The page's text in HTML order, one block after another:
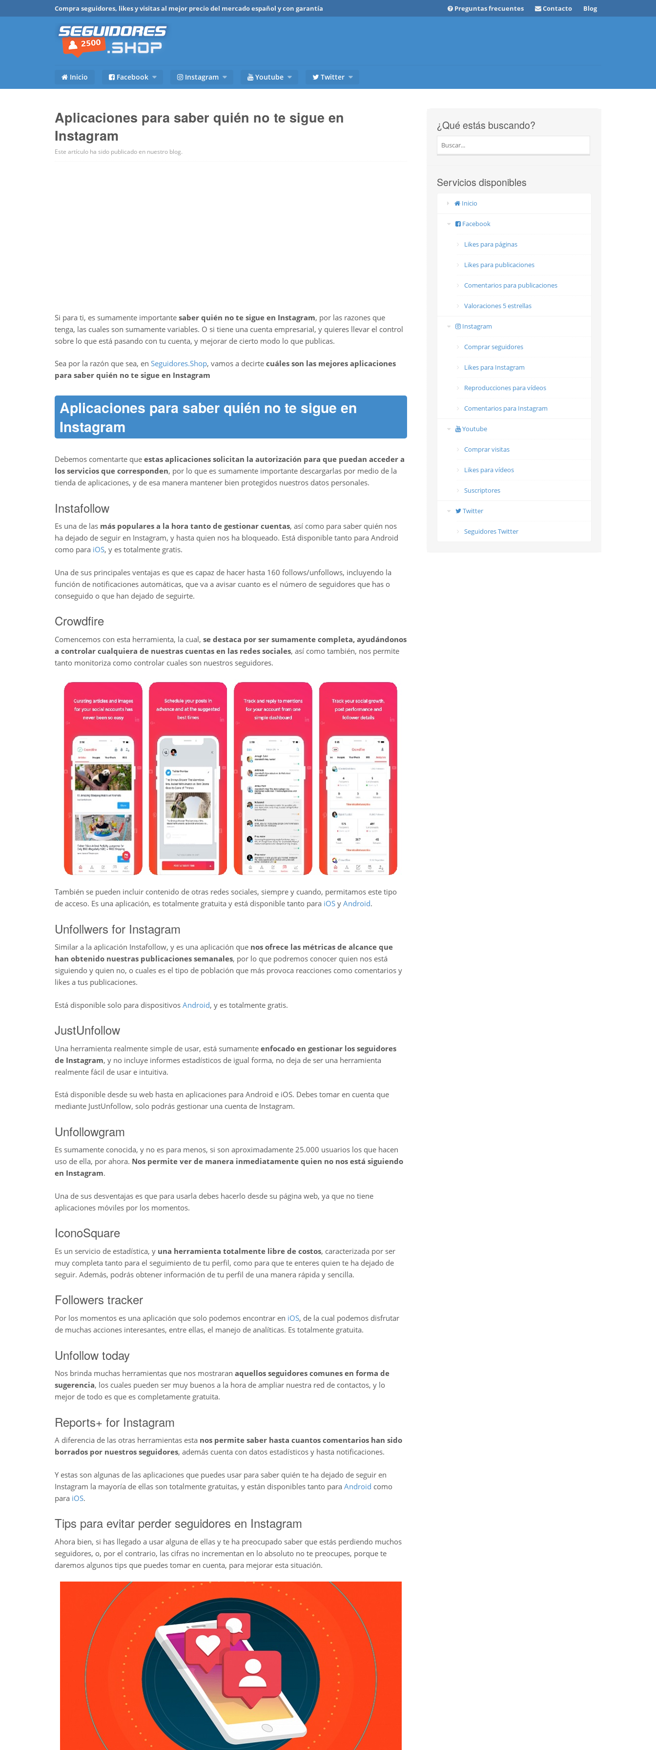
Compra seguidores, likes y visitas al mejor precio del mercado español y con garantía Preguntas frecuentes Contacto Blog
Inicio Facebook Instagram Youtube Twitter
Aplicaciones para saber quién no te sigue en
Instagram
Este artículo ha sido publicado en nuestro blog.
Si para ti, es sumamente importante saber quién no te sigue en Instagram, por las razones que
tenga, las cuales son sumamente variables. O si tiene una cuenta empresarial, y quieres llevar el control
sobre lo que está pasando con tu cuenta, y mejorar de cierto modo lo que publicas.
Sea por la razón que sea, en Seguidores.Shop, vamos a decirte cuáles son las mejores aplicaciones
para saber quién no te sigue en Instagram
Aplicaciones para saber quién no te sigue en
Instagram
Debemos comentarte que estas aplicaciones solicitan la autorización para que puedan acceder a
los servicios que corresponden, por lo que es sumamente importante descargarlas por medio de la
tienda de aplicaciones, y de esa manera mantener bien protegidos nuestros datos personales.
Instafollow
Es una de las más populares a la hora tanto de gestionar cuentas, así como para saber quién nos
ha dejado de seguir en Instagram, y hasta quien nos ha bloqueado. Está disponible tanto para Android
como para iOS, y es totalmente gratis.
Una de sus principales ventajas es que es capaz de hacer hasta 160 follows/unfollows, incluyendo la
función de notificaciones automáticas, que va a avisar cuanto es el número de seguidores que has o
conseguido o que han dejado de seguirte.
Crowdfire
Comencemos con esta herramienta, la cual, se destaca por ser sumamente completa, ayudándonos
a controlar cualquiera de nuestras cuentas en las redes sociales, así como también, nos permite
tanto monitoriza como controlar cuales son nuestros seguidores.
También se pueden incluir contenido de otras redes sociales, siempre y cuando, permitamos este tipo
de acceso. Es una aplicación, es totalmente gratuita y está disponible tanto para iOS y Android.
Unfollwers for Instagram
Similar a la aplicación Instafollow, y es una aplicación que nos ofrece las métricas de alcance que
han obtenido nuestras publicaciones semanales, por lo que podremos conocer quien nos está
siguiendo y quien no, o cuales es el tipo de población que más provoca reacciones como comentarios y
likes a tus publicaciones.
Está disponible solo para dispositivos Android, y es totalmente gratis.
JustUnfollow
Una herramienta realmente simple de usar, está sumamente enfocado en gestionar los seguidores
de Instagram, y no incluye informes estadísticos de igual forma, no deja de ser una herramienta
realmente fácil de usar e intuitiva.
Está disponible desde su web hasta en aplicaciones para Android e iOS. Debes tomar en cuenta que
mediante JustUnfollow, solo podrás gestionar una cuenta de Instagram.
Unfollowgram
Es sumamente conocida, y no es para menos, si son aproximadamente 25.000 usuarios los que hacen
uso de ella, por ahora. Nos permite ver de manera inmediatamente quien no nos está siguiendo
en Instagram.
Una de sus desventajas es que para usarla debes hacerlo desde su página web, ya que no tiene
aplicaciones móviles por los momentos.
IconoSquare
Es un servicio de estadística, y una herramienta totalmente libre de costos, caracterizada por ser
muy completa tanto para el seguimiento de tu perfil, como para que te enteres quien te ha dejado de
seguir. Además, podrás obtener información de tu perfil de una manera rápida y sencilla.
Followers tracker
Por los momentos es una aplicación que solo podemos encontrar en iOS, de la cual podemos disfrutar
de muchas acciones interesantes, entre ellas, el manejo de analíticas. Es totalmente gratuita.
Unfollow today
Nos brinda muchas herramientas que nos mostraran aquellos seguidores comunes en forma de
sugerencia, los cuales pueden ser muy buenos a la hora de ampliar nuestra red de contactos, y lo
mejor de todo es que es completamente gratuita.
Reports+ for Instagram
A diferencia de las otras herramientas esta nos permite saber hasta cuantos comentarios han sido
borrados por nuestros seguidores, además cuenta con datos estadísticos y hasta notificaciones.
Y estas son algunas de las aplicaciones que puedes usar para saber quién te ha dejado de seguir en
Instagram la mayoría de ellas son totalmente gratuitas, y están disponibles tanto para Android como
para iOS.
Tips para evitar perder seguidores en Instagram
Ahora bien, si has llegado a usar alguna de ellas y te ha preocupado saber que estás perdiendo muchos
seguidores, o, por el contrario, las cifras no incrementan en lo absoluto no te preocupes, porque te
daremos algunos tips que puedes tomar en cuenta, para mejorar esta situación.
¿Qué estás buscando?
Servicios disponibles
Inicio
Facebook
Likes para páginas
Likes para publicaciones
Comentarios para publicaciones
Valoraciones 5 estrellas
Instagram
Comprar seguidores
Likes para Instagram
Reproducciones para vídeos
Comentarios para Instagram
Youtube
Comprar visitas
Likes para vídeos
Suscriptores
Twitter
Seguidores Twitter